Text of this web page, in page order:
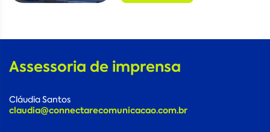
Assessoria de imprensa
Cláudia Santos
claudia@connectarecomunicacao.com.br